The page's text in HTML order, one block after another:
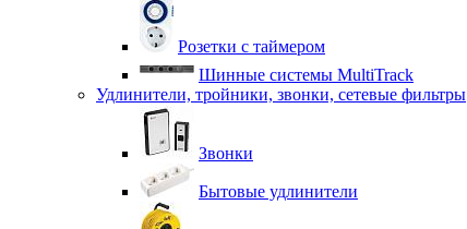
Розетки с таймером
Шинные системы MultiTrack
Удлинители, тройники, звонки, сетевые фильтры
Звонки
Бытовые удлинители